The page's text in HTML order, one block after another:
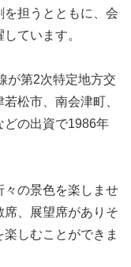
担うとともに、会
ています。
が第2次特定地方交
松市、南会津町、
どの出資で1986年
々の景色を楽しませ
、展望席がありそ
しむことができま